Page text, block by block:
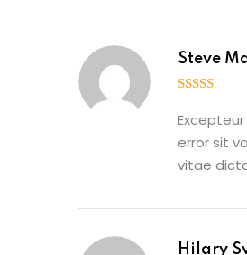
Steve
error sit
vitae
Hilary